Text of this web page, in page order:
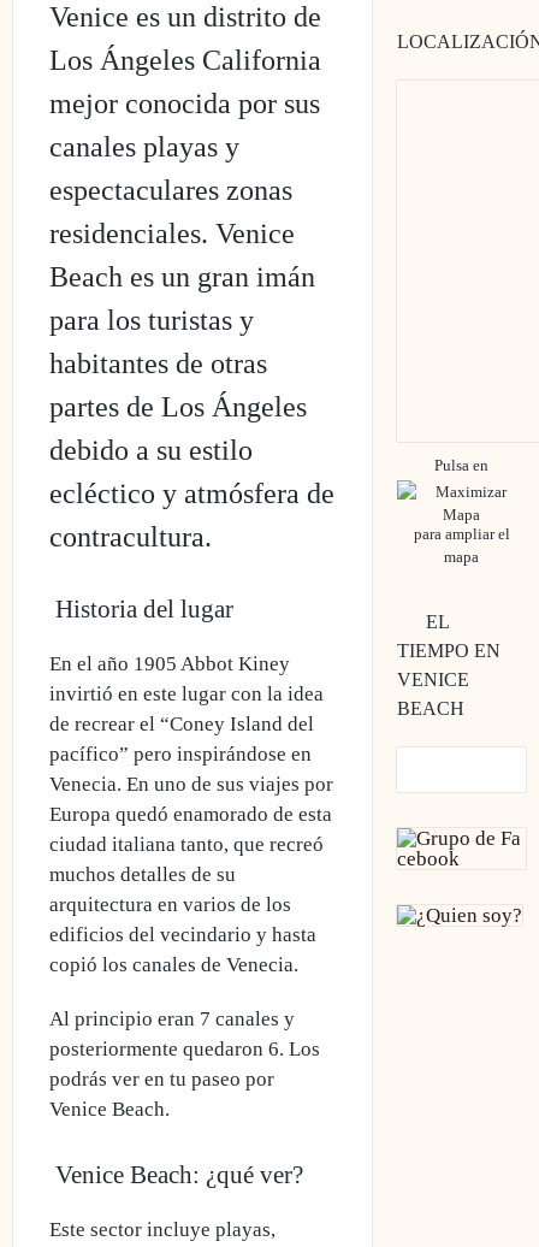
Venice es un distrito de
Los Ángeles California
mejor conocida por sus
canales playas y
espectaculares zonas
residenciales. Venice
Beach es un gran imán
para los turistas y
habitantes de otras
partes de Los Ángeles
debido a su estilo
ecléctico y atmósfera de
contracultura.
Historia del lugar
En el año 1905 Abbot Kiney
invirtió en este lugar conla idea
de recrear el “Coney Island del
pacífico” pero inspirándose en
Venecia. En uno de sus viajes por
Europa quedó enamorado de esta
ciudad italiana tanto, que recreó
muchos detalles de su
arquitectura en varios de los
edificios del vecindario y hasta
copió los canales de Venecia.
Al principioeran 7 canales y
posteriormente quedaron 6. Los
podrás ver en tu paseo por
Venice Beach.
Venice Beach: ¿qué ver?
Este sector incluye playas,
Pulsa en
para ampliar el
mapa
EL
TIEMPO EN
VENICE
BEACH